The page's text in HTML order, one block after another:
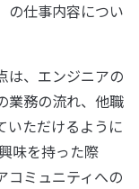
の仕事内容につい
は、エンジニアの
業務の流れ、他職
いただけるように
味を持った際
コミュニティへの